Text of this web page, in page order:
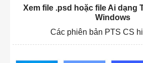
Xem file .psd hoặc file Ai dạng
Windows
Các phiên bản PTS CS